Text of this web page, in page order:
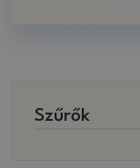
Szűrők